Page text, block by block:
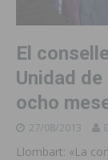
El
Unidad
ocho
27/08/2013
Llombart: «La